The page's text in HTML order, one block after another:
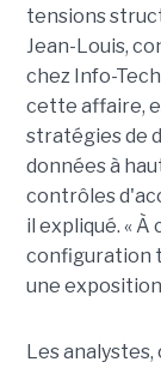
tensions
Jean-Louis,
chez Info-
cette affaire,
stratégies de
données à
contrôles
il expliqué. «
configuration
une
Les